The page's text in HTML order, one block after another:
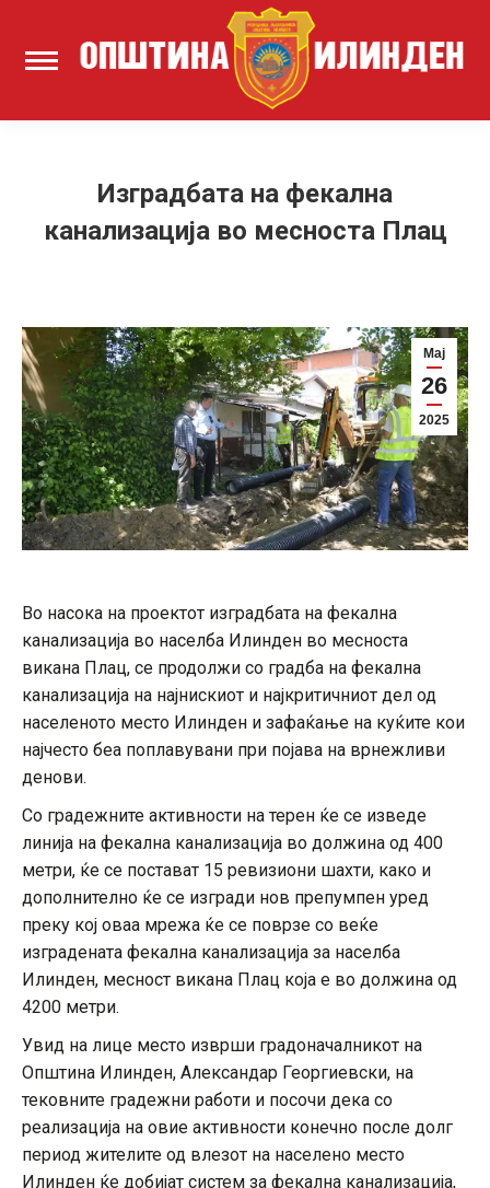
Изградбата на фекална
канализација во месноста Плац
Мај
26
2025
Во насока на проектот изградбата на фекална
канализација во населба Илинден во месноста
викана Плац, се продолжи со градба на фекална
канализација на најнискиот и најкритичниот дел од
населеното место Илинден и зафаќање на куќите кои
најчесто беа поплавувани при појава на врнежливи
денови.
Со градежните активности на терен ќе се изведе
линија на фекална канализација во должина од 400
метри, ќе се постават 15 ревизиони шахти, како и
дополнително ќе се изгради нов препумпен уред
преку кој оваа мрежа ќе се поврзе со веќе
изградената фекална канализација за населба
Илинден, месност викана Плац која е во должина од
4200 метри.
Увид на лице место изврши градоначалникот на
Општина Илинден, Александар Георгиевски, на
тековните градежни работи и посочи дека со
реализација на овие активности конечно после долг
период жителите од влезот на населено место
Илинден ќе добијат систем за фекална канализација,